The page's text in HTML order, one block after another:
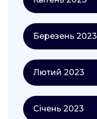
Березень 2023
Лютий 2023
Січень 2023